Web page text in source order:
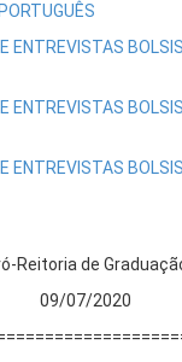
ENTREVISTAS
ENTREVISTAS
ENTREVISTAS
Reitoria de
09/07/2020